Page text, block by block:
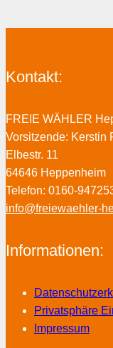
Kontakt:
FREIE WÄHLER
Vorsitzende: Kerstin
Elbestr. 11
64646 Heppenheim
Telefon: 0160-
info@freiewaehler-
Informationen:
Privatsphäre
Impressum